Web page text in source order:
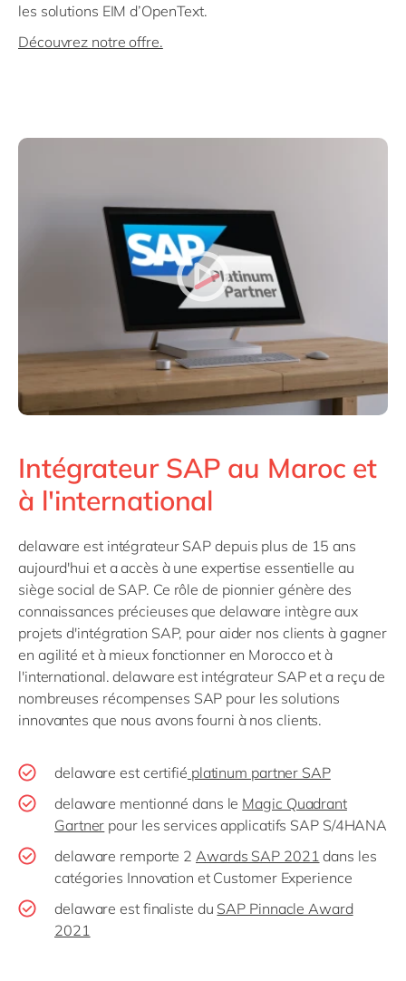
les solutions EIM d’OpenText.
Découvrez notre offre.
Intégrateur SAP au Maroc et
à l'international
delaware est intégrateur SAP depuis plus de 15 ans
aujourd'hui et a accès à une expertise essentielle au
siège social de SAP. Ce rôle de pionnier génère des
connaissances précieuses que delaware intègre aux
projets d'intégration SAP, pour aider nos clients à gagner
en agilité et à mieux fonctionner en Morocco et à
l'international. delaware est intégrateur SAP et a reçu de
nombreuses récompenses SAP pour les solutions
innovantes que nous avons fourni à nos clients.
delaware est certifié platinum partner SAP
delaware mentionné dans le Magic Quadrant
Gartner pour les services applicatifs SAP S/4HANA
delaware remporte 2 Awards SAP 2021 dans les
catégories Innovation et Customer Experience
delaware est finaliste du SAP Pinnacle Award
2021